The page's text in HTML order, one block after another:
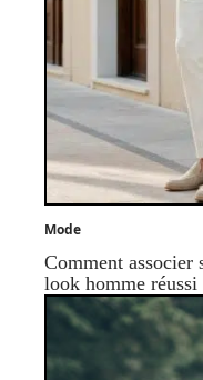
Mode
Comment associer
look homme réussi